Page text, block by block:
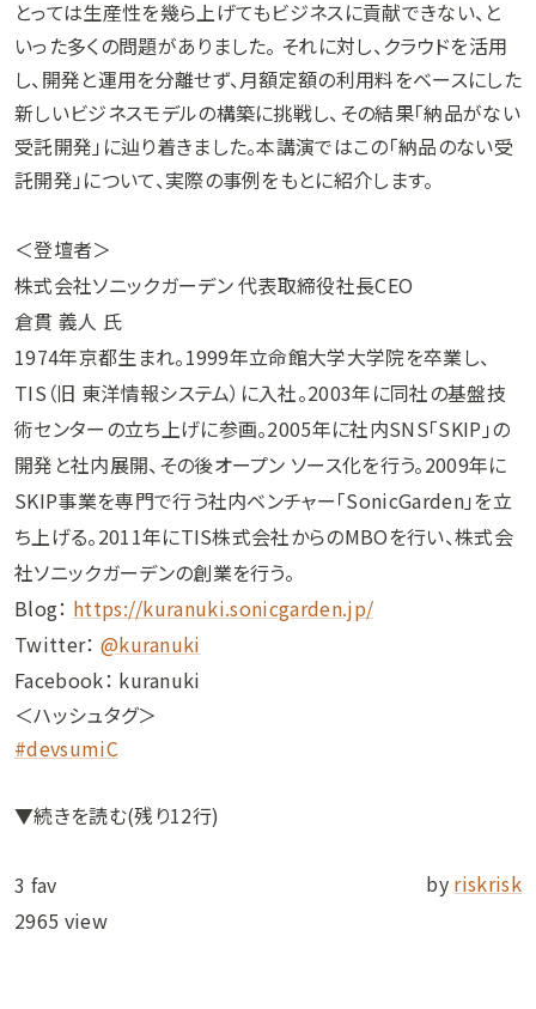
とっては生産性を幾ら上げてもビジネスに貢献できない、と
いった多くの問題がありました。 それに対し、クラウドを活用
し、開発と運用を分離せず、月額定額の利用料をベースにした
新しいビジネスモデルの構築に挑戦し、その結果「納品がない
受託開発」に辿り着きました。本講演ではこの「納品のない受
託開発」について、実際の事例をもとに紹介します。
＜登壇者＞
株式会社ソニックガーデン 代表取締役社長CEO
倉貫 義人 氏
1974年京都生まれ。1999年立命館大学大学院を卒業し、
TIS（旧 東洋情報システム）に入社。2003年に同社の基盤技
術センターの立ち上げに参画。2005年に社内SNS「SKIP」の
開発と社内展開、その後オープン ソース化を行う。2009年に
SKIP事業を専門で行う社内ベンチャー「SonicGarden」を立
ち上げる。2011年にTIS株式会社からのMBOを行い、株式会
社ソニックガーデンの創業を行う。
Blog： https://kuranuki.sonicgarden.jp/
Twitter： @kuranuki
Facebook： kuranuki
＜ハッシュタグ＞
#devsumiC
▼続きを読む(残り12行)
by riskrisk
3 fav
2965 view